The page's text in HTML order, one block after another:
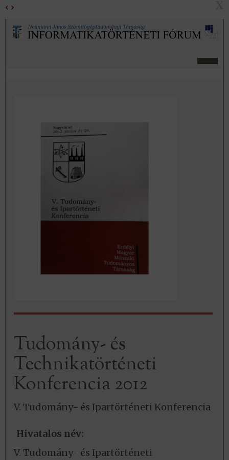
‹ ›
Tudomány- és
Technikatörténeti
Konferencia 2012
V. Tudomány- és Ipartörténeti Konferencia
Hivatalos név:
V. Tudomány- és Ipartörténeti